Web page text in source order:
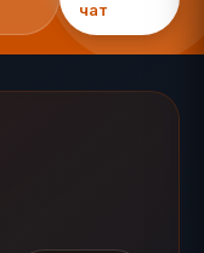
чат